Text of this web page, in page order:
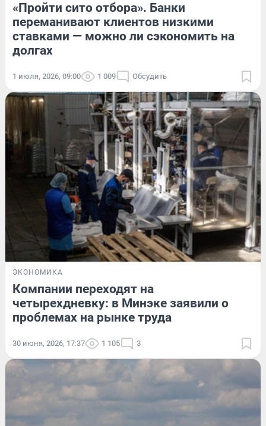
«Пройти сито отбора». Банки
переманивают клиентов низкими
ставками — можно ли сэкономить на
долгах
1 июля, 2026, 09:00 1 009 Обсудить
ЭКОНОМИКА
Компании переходят на
четырехдневку: в Минэке заявили о
проблемах на рынке труда
30 июня, 2026, 17:37 1 105 3